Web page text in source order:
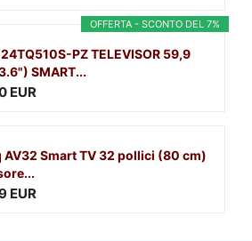
OFFERTA - SCONTO DEL 7%
24TQ510S-PZ TELEVISOR 59,9
SMART...
EUR
AV32 Smart TV 32 pollici (80 cm)
EUR